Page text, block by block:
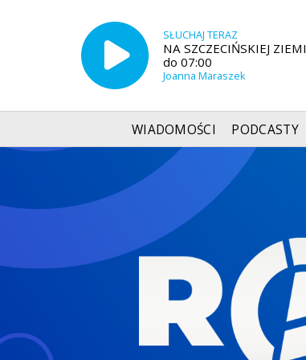
SŁUCHAJ TERAZ
NA SZCZECIŃSKIEJ ZIEMI
do 07:00
Joanna Maraszek
WIADOMOŚCI PODCASTY